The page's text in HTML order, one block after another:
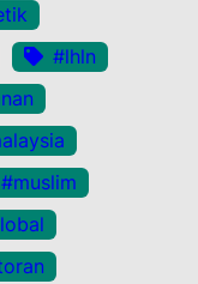
#lhln
#muslim